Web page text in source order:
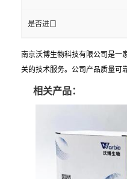
是否进口
南京沃博生物科技有限公司是一
关的技术服务。公司产品质量可
相关产品：